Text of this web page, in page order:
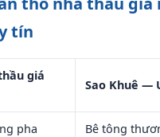
tín
giá
Sao Khuê —
pha
Bê tông